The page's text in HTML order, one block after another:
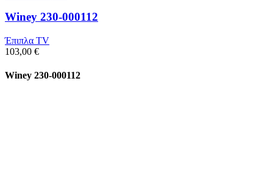
Winey 230-000112
Έπιπλα TV
103,00 €
Winey 230-000112